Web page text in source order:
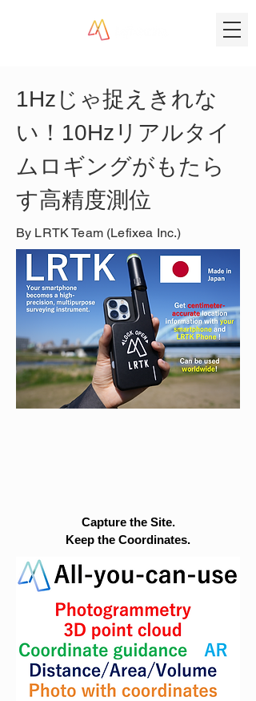
1Hzじゃ捉えきれな
い！10Hzリアルタイ
ムロギングがもたら
す高精度測位
By LRTK Team (Lefixea Inc.)
Capture the Site.
Keep the Coordinates.